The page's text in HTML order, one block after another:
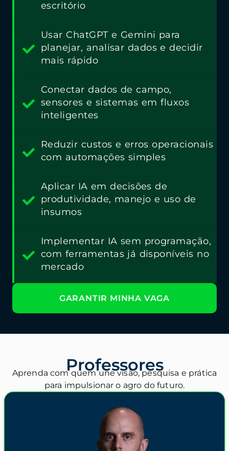
escritório
Usar ChatGPT e Gemini para
planejar, analisar dados e decidir
mais rápido
Conectar dados de campo,
sensores e sistemas em fluxos
inteligentes
Reduzir custos e erros operacionais
com automações simples
Aplicar IA em decisões de
produtividade, manejo e uso de
insumos
Implementar IA sem programação,
com ferramentas já disponíveis no
mercado
GARANTIR MINHA VAGA
Professores
Aprenda com quem une visão, pesquisa e prática
para impulsionar o agro do futuro.